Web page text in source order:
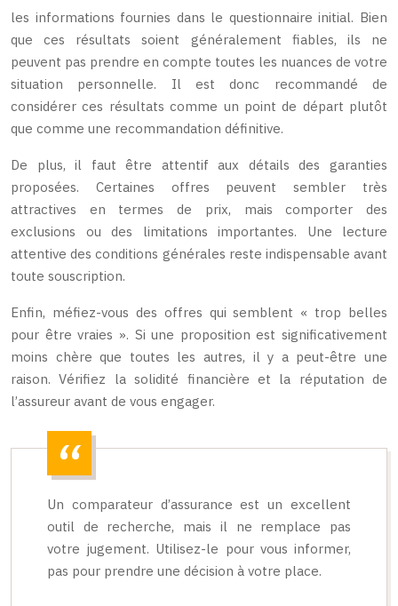
les informations fournies dans le questionnaire initial. Bien
que ces résultats soient généralement fiables, ils ne
peuvent pas prendre en compte toutes les nuances de votre
situation personnelle. Il est donc recommandé de
considérer ces résultats comme un point de départ plutôt
que comme une recommandation définitive.
De plus, il faut être attentif aux détails des garanties
proposées. Certaines offres peuvent sembler très
attractives en termes de prix, mais comporter des
exclusions ou des limitations importantes. Une lecture
attentive des conditions générales reste indispensable avant
toute souscription.
Enfin, méfiez-vous des offres qui semblent « trop belles
pour être vraies ». Si une proposition est significativement
moins chère que toutes les autres, il y a peut-être une
raison. Vérifiez la solidité financière et la réputation de
l’assureur avant de vous engager.
Un comparateur d’assurance est un excellent
outil de recherche, mais il ne remplace pas
votre jugement. Utilisez-le pour vous informer,
pas pour prendre une décision à votre place.